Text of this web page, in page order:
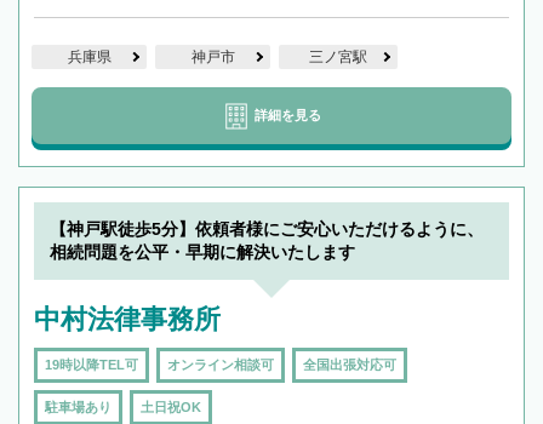
兵庫県 神戸市 三ノ宮駅
詳細を見る
【神戸駅徒歩5分】依頼者様にご安心いただけるように、
相続問題を公平・早期に解決いたします
中村法律事務所
19時以降TEL可 オンライン相談可 全国出張対応可
駐車場あり 土日祝OK